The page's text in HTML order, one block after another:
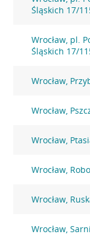
Śląskich 17/
Wrocław, pl.
Śląskich 17/
Wrocław,
Wrocław,
Wrocław,
Wrocław,
Wrocław,
Wrocław,